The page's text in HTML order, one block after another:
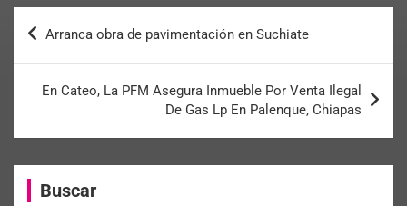
Arranca obra de pavimentación en Suchiate
En Cateo, La PFM Asegura Inmueble Por Venta Ilegal
De Gas Lp En Palenque, Chiapas
Buscar